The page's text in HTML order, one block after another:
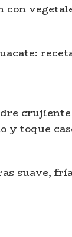
y toque
suave,